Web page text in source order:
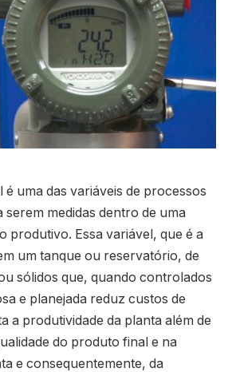
é uma das variáveis de processos
serem medidas dentro de uma
produtivo. Essa variável, que é a
um tanque ou reservatório, de
sólidos que, quando controlados
e planejada reduz custos de
a produtividade da planta além de
do produto final e na
e consequentemente, da